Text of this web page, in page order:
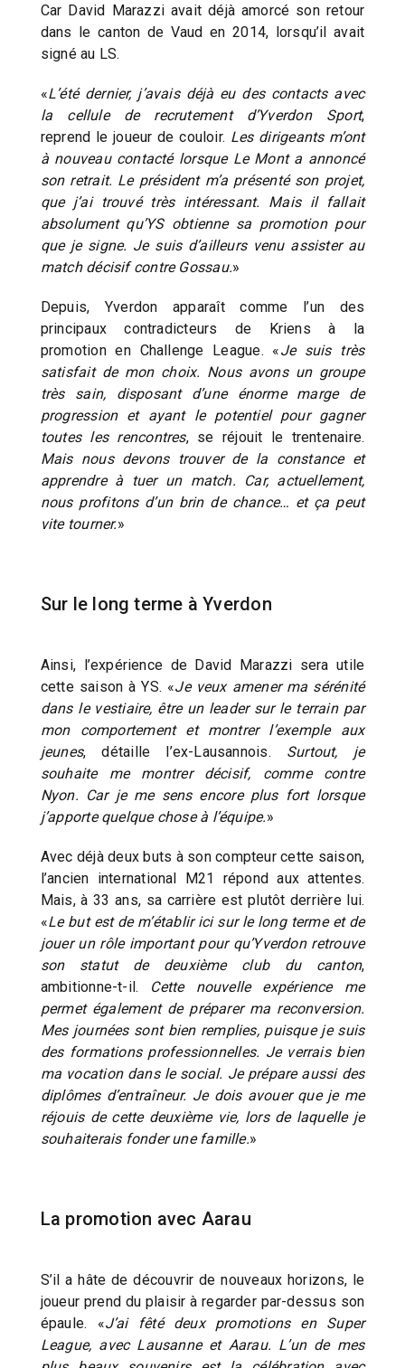
Car David Marazzi avait déjà amorcé son retour
dans le canton de Vaud en 2014, lorsqu’il avait
signé au LS.
«L’été dernier, j’avais déjà eu des contacts avec
la cellule de recrutement d’Yverdon Sport,
reprend le joueur de couloir. Les dirigeants m’ont
à nouveau contacté lorsque Le Mont a annoncé
son retrait. Le président m’a présenté son projet,
que j’ai trouvé très intéressant. Mais il fallait
absolument qu’YS obtienne sa promotion pour
que je signe. Je suis d’ailleurs venu assister au
match décisif contre Gossau.»
Depuis, Yverdon apparaît comme l’un des
principaux contradicteurs de Kriens à la
promotion en Challenge League. «Je suis très
satisfait de mon choix. Nous avons un groupe
très sain, disposant d’une énorme marge de
progression et ayant le potentiel pour gagner
toutes les rencontres, se réjouit le trentenaire.
Mais nous devons trouver de la constance et
apprendre à tuer un match. Car, actuellement,
nous profitons d’un brin de chance… et ça peut
vite tourner.»
Sur le long terme à Yverdon
Ainsi, l’expérience de David Marazzi sera utile
cette saison à YS. «Je veux amener ma sérénité
dans le vestiaire, être un leader sur le terrain par
mon comportement et montrer l’exemple aux
jeunes, détaille l’ex-Lausannois. Surtout, je
souhaite me montrer décisif, comme contre
Nyon. Car je me sens encore plus fort lorsque
j’apporte quelque chose à l’équipe.»
Avec déjà deux buts à son compteur cette saison,
l’ancien international M21 répond aux attentes.
Mais, à 33 ans, sa carrière est plutôt derrière lui.
«Le but est de m’établir ici sur le long terme et de
jouer un rôle important pour qu’Yverdon retrouve
son statut de deuxième club du canton,
ambitionne-t-il. Cette nouvelle expérience me
permet également de préparer ma reconversion.
Mes journées sont bien remplies, puisque je suis
des formations professionnelles. Je verrais bien
ma vocation dans le social. Je prépare aussi des
diplômes d’entraîneur. Je dois avouer que je me
réjouis de cette deuxième vie, lors de laquelle je
souhaiterais fonder une famille.»
La promotion avec Aarau
S’il a hâte de découvrir de nouveaux horizons, le
joueur prend du plaisir à regarder par-dessus son
épaule. «J’ai fêté deux promotions en Super
League, avec Lausanne et Aarau. L’un de mes